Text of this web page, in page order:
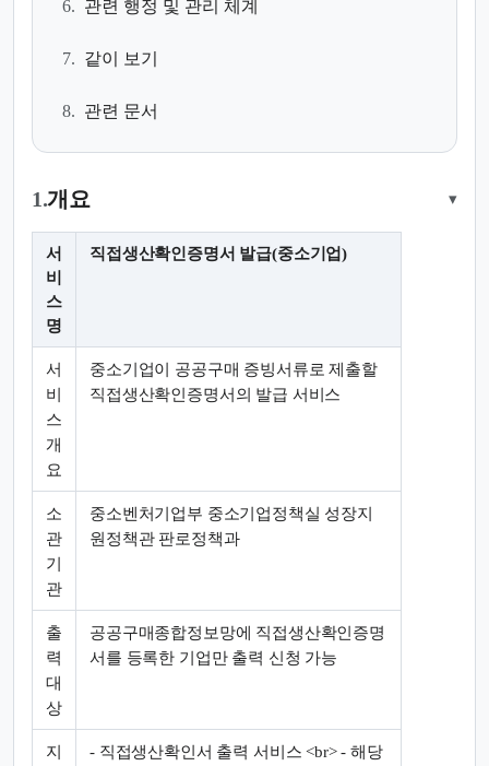
6. 관련 행정 및 관리 체계
7. 같이 보기
8. 관련 문서
1.개요 ▾
서
비
스
명
직접생산확인증명서 발급(중소기업)
서
비
스
개
요
중소기업이 공공구매 증빙서류로 제출할
직접생산확인증명서의 발급 서비스
소
관
기
관
중소벤처기업부 중소기업정책실 성장지
원정책관 판로정책과
출
력
대
상
공공구매종합정보망에 직접생산확인증명
서를 등록한 기업만 출력 신청 가능
지
- 직접생산확인서 출력 서비스 <br> - 해당